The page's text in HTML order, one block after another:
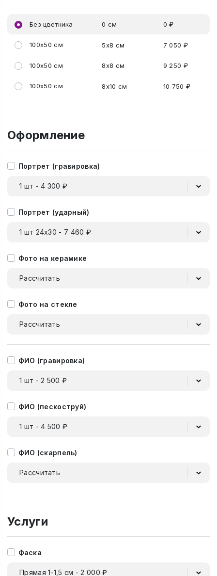
Без цветника 0 см 0 ₽
100x50 см 5x8 см 7 050 ₽
100x50 см 8x8 см 9 250 ₽
100x50 см 8x10 см 10 750 ₽
Оформление
Портрет (гравировка)
1 шт - 4 300 ₽
Портрет (ударный)
1 шт 24х30 - 7 460 ₽
Фото на керамике
Рассчитать
Фото на стекле
Рассчитать
ФИО (гравировка)
1 шт - 2 500 ₽
ФИО (пескоструй)
1 шт - 4 500 ₽
ФИО (скарпель)
Рассчитать
Услуги
Фаска
Прямая 1-1,5 см - 2 000 ₽